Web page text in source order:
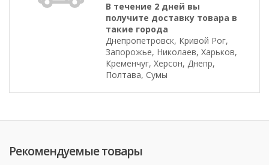
В течение 2 дней вы
получите доставку товара в
такие города
Днепропетровск, Кривой Рог,
Запорожье, Николаев, Харьков,
Кременчуг, Херсон, Днепр,
Полтава, Сумы
Рекомендуемые товары